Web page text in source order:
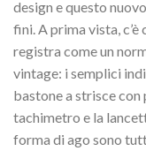
design e questo
fini. A prima vista,
registra come un
vintage: i semplici
bastone a strisce con
tachimetro e la
forma di ago sono